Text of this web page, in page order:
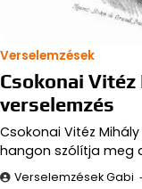
Verselemzések
Csokonai
verselemzés
Csokonai Vitéz
hangon szólítja meg
Verselemzések Gabi